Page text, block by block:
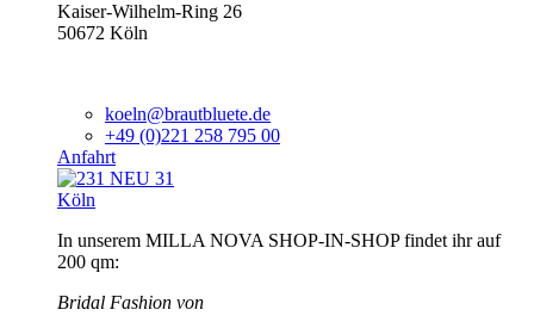
Kaiser-Wilhelm-Ring 26
50672 Köln
koeln@brautbluete.de
+49 (0)221 258 795 00
Anfahrt
Köln
In unserem MILLA NOVA SHOP-IN-SHOP findet ihr auf
200 qm:
Bridal Fashion von